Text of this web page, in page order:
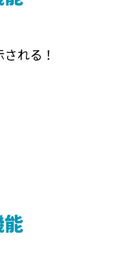
れる！